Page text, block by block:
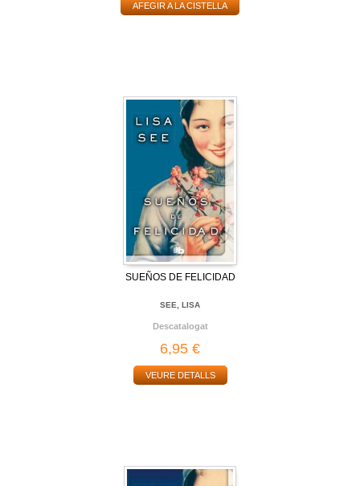
AFEGIR A LA CISTELLA
SUEÑOS DE FELICIDAD
SEE, LISA
Descatalogat
6,95 €
VEURE DETALLS